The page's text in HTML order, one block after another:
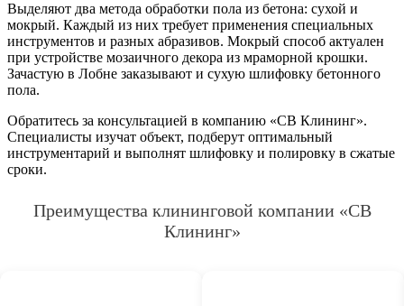
Выделяют два метода обработки пола из бетона: сухой и
мокрый. Каждый из них требует применения специальных
инструментов и разных абразивов. Мокрый способ актуален
при устройстве мозаичного декора из мраморной крошки.
Зачастую в Лобне заказывают и сухую шлифовку бетонного
пола.
Обратитесь за консультацией в компанию «СВ Клининг».
Специалисты изучат объект, подберут оптимальный
инструментарий и выполнят шлифовку и полировку в сжатые
сроки.
Преимущества клининговой компании «СВ
Клининг»